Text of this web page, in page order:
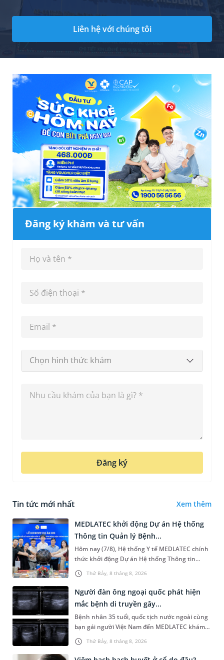
Liên hệ với chúng tôi
Đăng ký khám và tư vấn
Chọn hình thức khám
Đăng ký
Tin tức mới nhất Xem thêm
Thứ Bảy, 8 tháng 8, 2026
MEDLATEC khởi động Dự án Hệ thống
Thông tin Quản lý Bệnh...
Hôm nay (7/8), Hệ thống Y tế MEDLATEC chính
thức khởi động Dự án Hệ thống Thông tin
Quản lý Bệnh viện (HIS - Hospital Information
System) giai đoạn mới. Dự á...
Thứ Bảy, 8 tháng 8, 2026
Người đàn ông ngoại quốc phát hiện
mắc bệnh di truyền gây...
Bệnh nhân 35 tuổi, quốc tịch nước ngoài cùng
bạn gái người Việt Nam đến MEDLATEC khám
sức khỏe tiền hôn nhân. Qua thăm khám và
làm các xét nghiệm chuyên sâu,...